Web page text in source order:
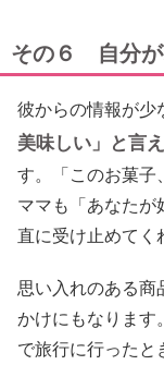
その６ 自分が
彼からの情報が少
美味しい」と言
す。「このお菓子
ママも「あなたが
直に受け止めてく
思い入れのある商
かけにもなります
で旅行に行ったと